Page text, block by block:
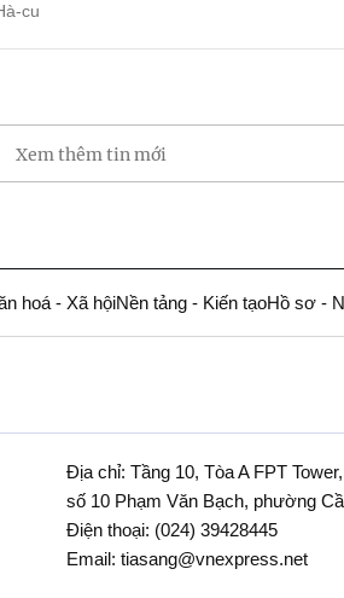
cu
Xem thêm tin mới
hoá - Xã hộiNền tảng - Kiến tạoHồ sơ -
Địa chỉ: Tầng 10, Tòa A FPT Tower,
số 10 Phạm Văn Bạch, phường
Điện thoại: (024) 39428445
Email: tiasang@vnexpress.net